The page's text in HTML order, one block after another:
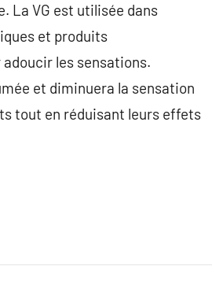
La VG est utilisée dans
et produits
les sensations.
et diminuera la sensation
tout en réduisant leurs effets